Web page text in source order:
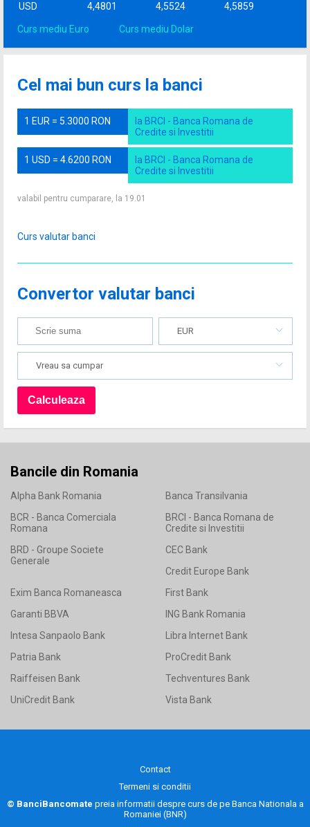
USD
4,4801 4,5524 4,5859
Curs mediu Euro Curs mediu Dolar
Cel mai bun curs la banci
1 EUR = 5.3000 RON
la BRCI - Banca Romana de
Credite si Investitii
1 USD = 4.6200 RON
la BRCI - Banca Romana de
Credite si Investitii
valabil pentru cumparare, la 19.01
Curs valutar banci
Convertor valutar banci
EUR
Vreau sa cumpar
Bancile din Romania
Alpha Bank Romania
Banca Transilvania
BCR - Banca Comerciala
Romana
BRCI - Banca Romana de
Credite si Investitii
BRD - Groupe Societe
Generale
CEC Bank
Credit Europe Bank
Exim Banca Romaneasca
First Bank
Garanti BBVA
ING Bank Romania
Intesa Sanpaolo Bank
Libra Internet Bank
Patria Bank
ProCredit Bank
Raiffeisen Bank
Techventures Bank
UniCredit Bank
Vista Bank
Contact
Termeni si conditii
© BanciBancomate preia informatii despre curs de pe Banca Nationala a
Romaniei (BNR)